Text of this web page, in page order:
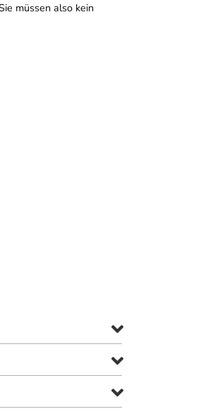
müssen also kein